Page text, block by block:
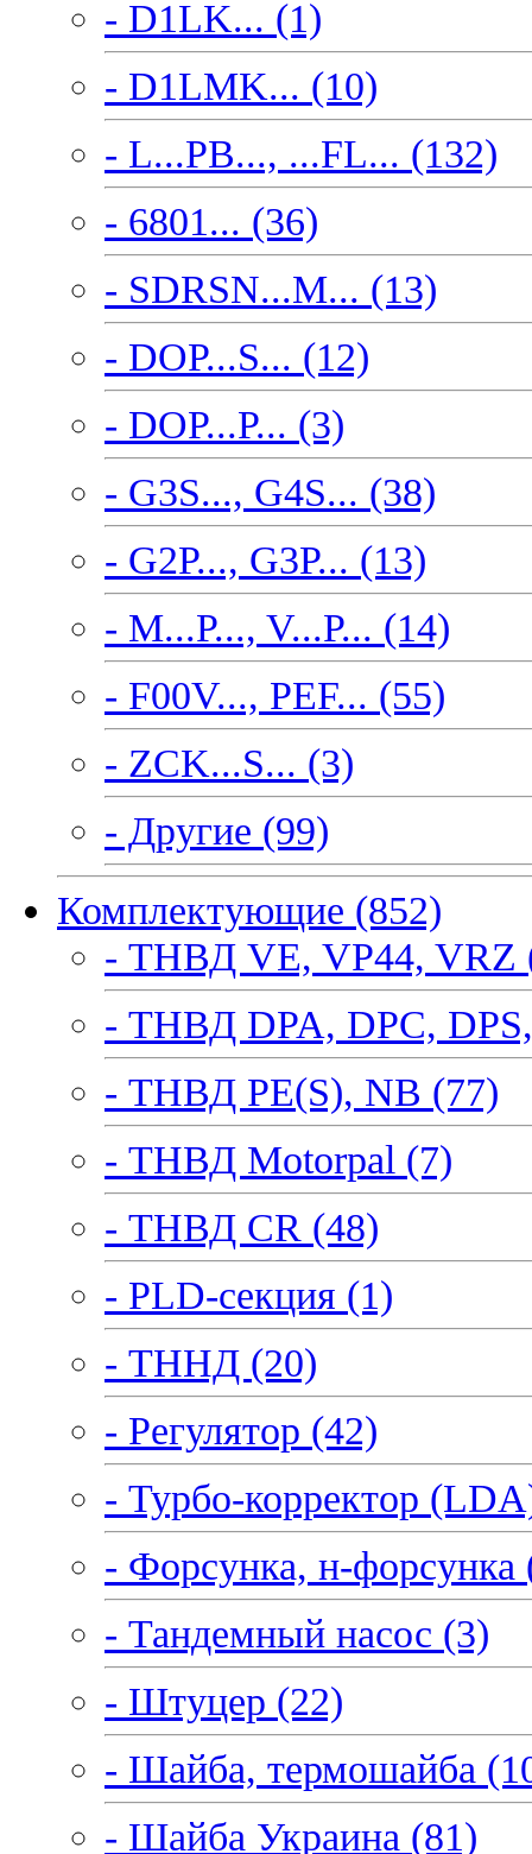
- D1LK... (1)
- D1LMK... (10)
- L...PB..., ...FL... (132)
- 6801... (36)
- SDRSN...M... (13)
- DOP...S... (12)
- DOP...P... (3)
- G3S..., G4S... (38)
- G2P..., G3P... (13)
- M...P..., V...P... (14)
- F00V..., PEF... (55)
- ZCK...S... (3)
- Другие (99)
Комплектующие (852)
- ТНВД VE, VP44, VRZ
- ТНВД DPA, DPC,
- ТНВД PE(S), NB (77)
- ТНВД Motorpal (7)
- ТНВД CR (48)
- PLD-секция (1)
- ТННД (20)
- Регулятор (42)
- Турбо-корректор
- Форсунка, н-форсунка
- Тандемный насос (3)
- Штуцер (22)
- Шайба, термошайба
- Шайба Украина (81)